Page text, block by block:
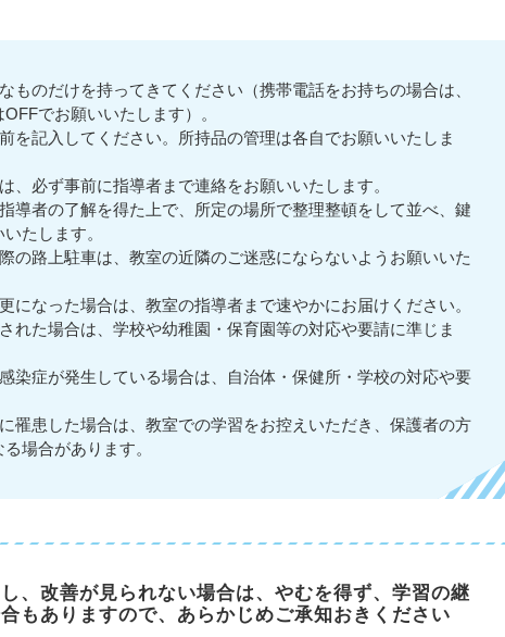
ものだけを持ってきてください（携帯電話をお持ちの場合は、
でお願いいたします）。
を記入してください。所持品の管理は各自でお願いいたしま
、必ず事前に指導者まで連絡をお願いいたします。
導者の了解を得た上で、所定の場所で整理整頓をして並べ、鍵
たします。
の路上駐車は、教室の近隣のご迷惑にならないようお願いいた
になった場合は、教室の指導者まで速やかにお届けください。
れた場合は、学校や幼稚園・保育園等の対応や要請に準じま
染症が発生している場合は、自治体・保健所・学校の対応や要
罹患した場合は、教室での学習をお控えいただき、保護者の方
場合があります。
、改善が見られない場合は、やむを得ず、学習の継
もありますので、あらかじめご承知おきください